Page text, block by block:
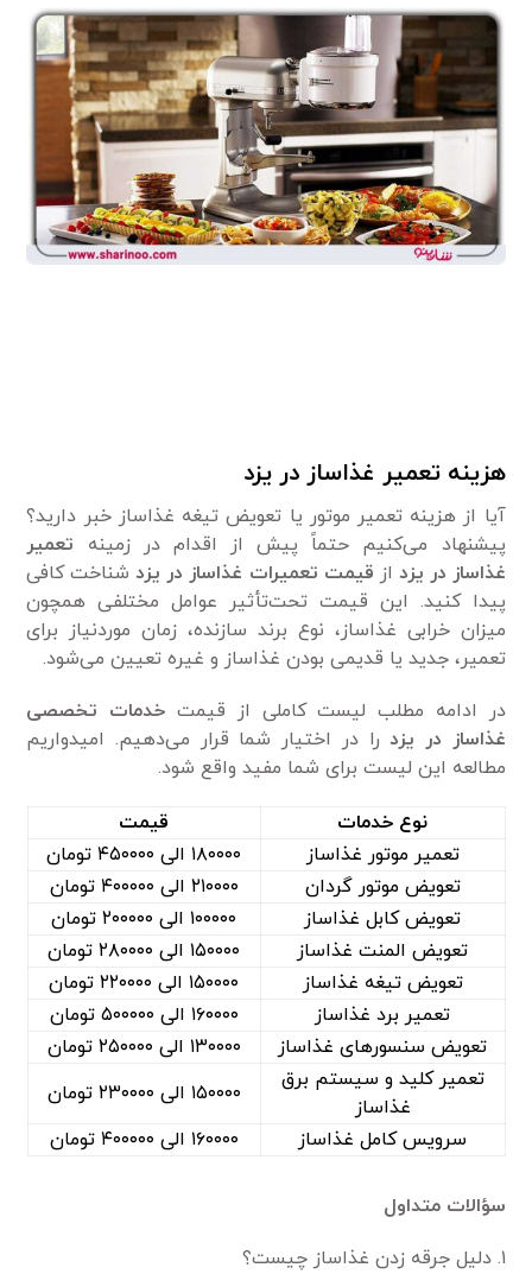
هزینه تعمیر غذاساز در یزد
آیا از هزینه تعمیر موتور یا تعویض تیغه غذاساز خبر دارید؟
پیشنهاد می‌کنیم حتماً پیش از اقدام در زمینه تعمیر
غذاساز در یزد از قیمت تعمیرات غذاساز در یزد شناخت کافی
پیدا کنید. این قیمت تحت‌تأثیر عوامل مختلفی همچون
میزان خرابی غذاساز، نوع برند سازنده، زمان موردنیاز برای
تعمیر، جدید یا قدیمی‌ بودن غذاساز و غیره تعیین می‌شود.
در ادامه مطلب لیست کاملی از قیمت خدمات تخصصی
غذاساز در یزد را در اختیار شما قرار می‌دهیم. امیدواریم
مطالعه این لیست برای شما مفید واقع شود.
نوع خدمات
قیمت
تعمیر موتور غذاساز
۱۸۰۰۰۰ الی ۴۵۰۰۰۰ تومان
تعویض موتور گردان
۲۱۰۰۰۰ الی ۴۰۰۰۰۰ تومان
تعویض کابل غذاساز
۱۰۰۰۰۰ الی ۲۰۰۰۰۰ تومان
تعویض المنت غذاساز
۱۵۰۰۰۰ الی ۲۸۰۰۰۰ تومان
تعویض تیغه غذاساز
۱۵۰۰۰۰ الی ۲۲۰۰۰۰ تومان
تعمیر برد غذاساز
۱۶۰۰۰۰ الی ۵۰۰۰۰۰ تومان
تعویض سنسور‌های غذاساز
۱۳۰۰۰۰ الی ۲۵۰۰۰۰ تومان
تعمیر کلید و سیستم برق
غذاساز
۱۵۰۰۰۰ الی ۲۳۰۰۰۰ تومان
سرویس کامل غذاساز
۱۶۰۰۰۰ الی ۴۰۰۰۰۰ تومان
سؤالات متداول
۱. دلیل جرقه زدن غذاساز چیست؟